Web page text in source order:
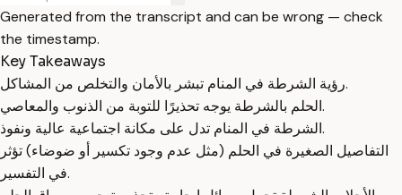
Generated from the transcript and can be wrong — check
the timestamp.
Key Takeaways
رؤية الشرطة في المنام تبشر بالأمان والتخلص من المشاكل.
الحلم بالشرطة يوجه تحذيرًا للتوبة من الذنوب والمعاصي.
الشرطة في المنام تدل على مكانة اجتماعية عالية ونفوذ.
التفاصيل الصغيرة في الحلم (مثل عدم وجود تكسير أو ضوضاء) تؤثر
في التفسير.